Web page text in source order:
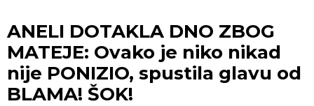
ANELI DOTAKLA DNO ZBOG
MATEJE: Ovako je niko nikad
nije PONIZIO, spustila glavu od
BLAMA! ŠOK!